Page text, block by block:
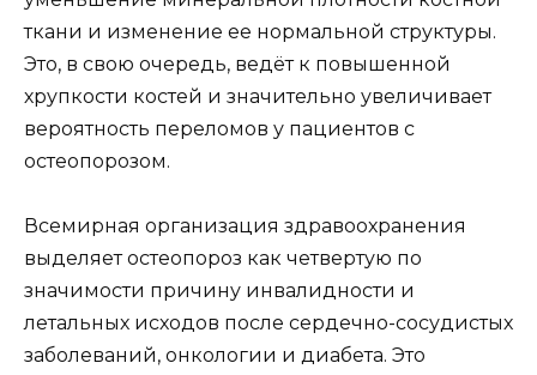
ткани и изменение ее нормальной структуры.
Это, в свою очередь, ведёт к повышенной
хрупкости костей и значительно увеличивает
вероятность переломов у пациентов с
остеопорозом.
Всемирная организация здравоохранения
выделяет остеопороз как четвертую по
значимости причину инвалидности и
летальных исходов после сердечно-сосудистых
заболеваний, онкологии и диабета. Это